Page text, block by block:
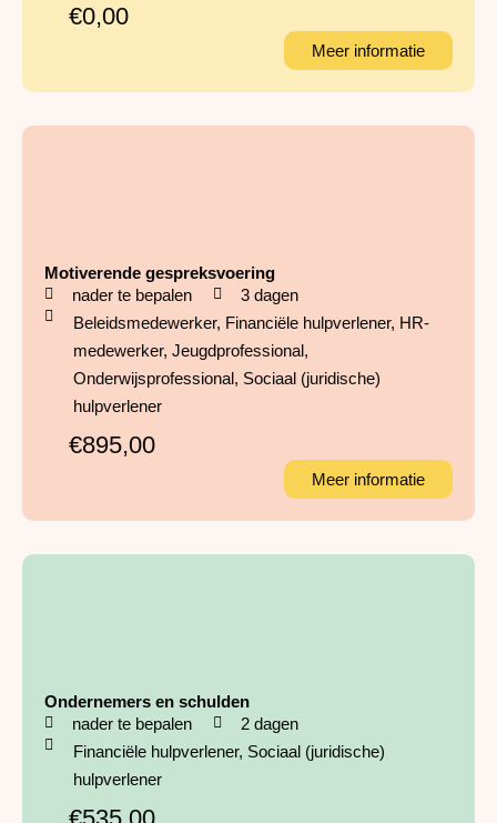
€0,00
Meer informatie
Motiverende gespreksvoering
nader te bepalen
3 dagen
Beleidsmedewerker, Financiële hulpverlener, HR-
medewerker, Jeugdprofessional,
Onderwijsprofessional, Sociaal (juridische)
hulpverlener
€895,00
Meer informatie
Ondernemers en schulden
nader te bepalen
2 dagen
Financiële hulpverlener, Sociaal (juridische)
hulpverlener